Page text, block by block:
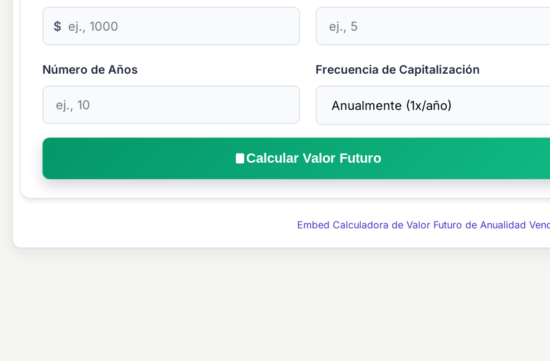
$
Número de Años Frecuencia de Capitalización
Calcular Valor Futuro
Embed Calculadora de Valor Futuro de Anualidad